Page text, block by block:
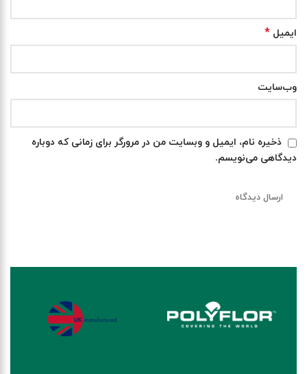
ایمیل *
وب‌سایت
ذخیره نام، ایمیل و وبسایت من در مرورگر برای زمانی که دوباره
دیدگاهی می‌نویسم.